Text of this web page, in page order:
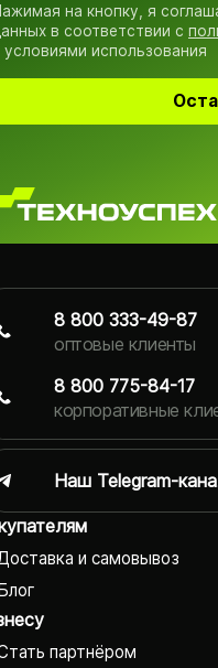
на кнопку, я
в соответствии с
условиями использования
и самовывоз
партнёром
8 800 333-49-87
оптовые клиенты
8 800 775-84-17
корпоративные
Наш Telegram-